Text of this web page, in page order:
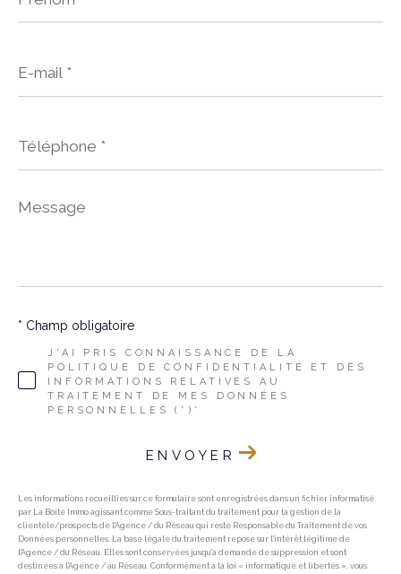
mail
*
*
Message
*
J'AI PRIS CONNAISSANCE DE LA
POLITIQUE DE CONFIDENTIALITÉ ET DES
INFORMATIONS RELATIVES AU
TRAITEMENT DE MES DONNÉES
PERSONNELLES (*)*
* Champ obligatoire
ENVOYER
Les informations recueillies sur ce formulaire sont enregistrées dans un fichier informatisé
par La Boite Immo agissant comme Sous-traitant du traitement pour la gestion de la
clientèle/prospects de l'Agence / du Réseau qui reste Responsable du Traitement de vos
Données personnelles. La base légale du traitement repose sur l'intérêt légitime de
l'Agence / du Réseau. Elles sont conservées jusqu'à demande de suppression et sont
destinées à l'Agence / au Réseau. Conformément à la loi « informatique et libertés », vous